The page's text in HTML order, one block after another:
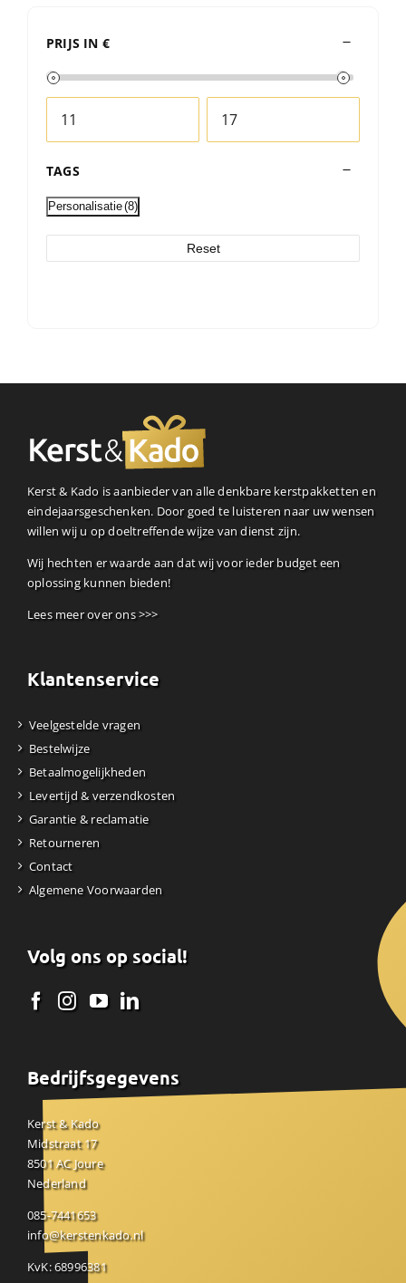
PRIJS IN €
TAGS
Personalisatie(8)
Reset
Kerst & Kado is aanbieder van alle denkbare kerstpakketten en
eindejaarsgeschenken. Door goed te luisteren naar uw wensen
willen wij u op doeltreffende wijze van dienst zijn.
Wij hechten er waarde aan dat wij voor ieder budget een
oplossing kunnen bieden!
Lees meer over ons >>>
Klantenservice
Veelgestelde vragen
Bestelwijze
Betaalmogelijkheden
Levertijd & verzendkosten
Garantie & reclamatie
Retourneren
Contact
Algemene Voorwaarden
Volg ons op social!
Bedrijfsgegevens
Kerst & Kado
Midstraat 17
8501 AC Joure
Nederland
085-7441653
info@kerstenkado.nl
KvK: 68996381